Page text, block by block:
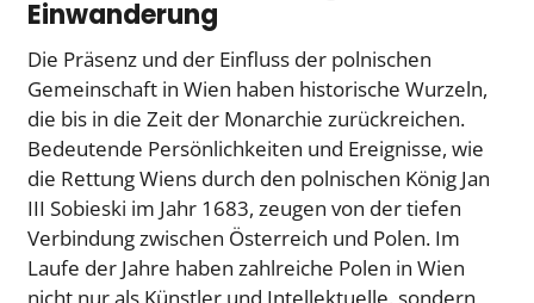
Einwanderung
Die Präsenz und der Einfluss der polnischen
Gemeinschaft in Wien haben historische Wurzeln,
die bis in die Zeit der Monarchie zurückreichen.
Bedeutende Persönlichkeiten und Ereignisse, wie
die Rettung Wiens durch den polnischen König Jan
III Sobieski im Jahr 1683, zeugen von der tiefen
Verbindung zwischen Österreich und Polen. Im
Laufe der Jahre haben zahlreiche Polen in Wien